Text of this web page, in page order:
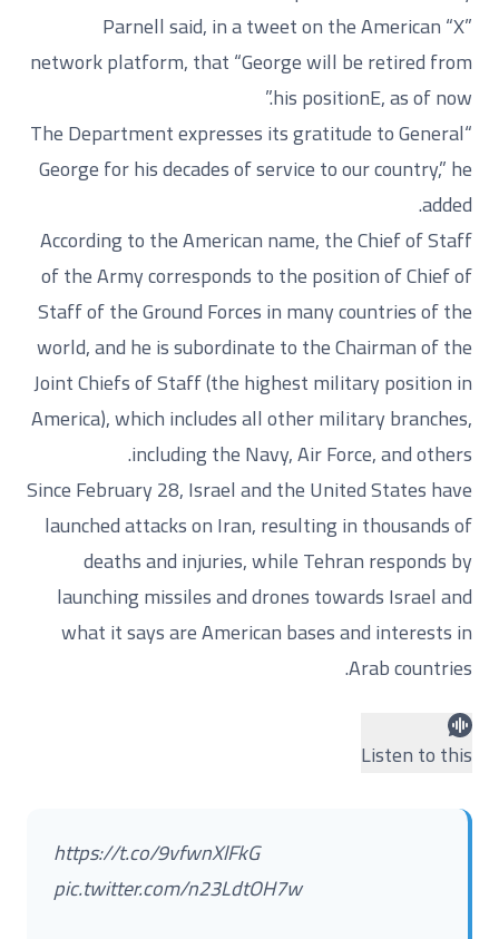
Parnell said, in a tweet on the American “X”
network platform, that “George will be retired from
his positionE, as of now.”
“The Department expresses its gratitude to General
George for his decades of service to our country,” he
added.
According to the American name, the Chief of Staff
of the Army corresponds to the position of Chief of
Staff of the Ground Forces in many countries of the
world, and he is subordinate to the Chairman of the
Joint Chiefs of Staff (the highest military position in
America), which includes all other military branches,
including the Navy, Air Force, and others.
Since February 28, Israel and the United States have
launched attacks on Iran, resulting in thousands of
deaths and injuries, while Tehran responds by
launching missiles and drones towards Israel and
what it says are American bases and interests in
Arab countries.
Listen to this
https://t.co/9vfwnXlFkG
pic.twitter.com/n23LdtOH7w